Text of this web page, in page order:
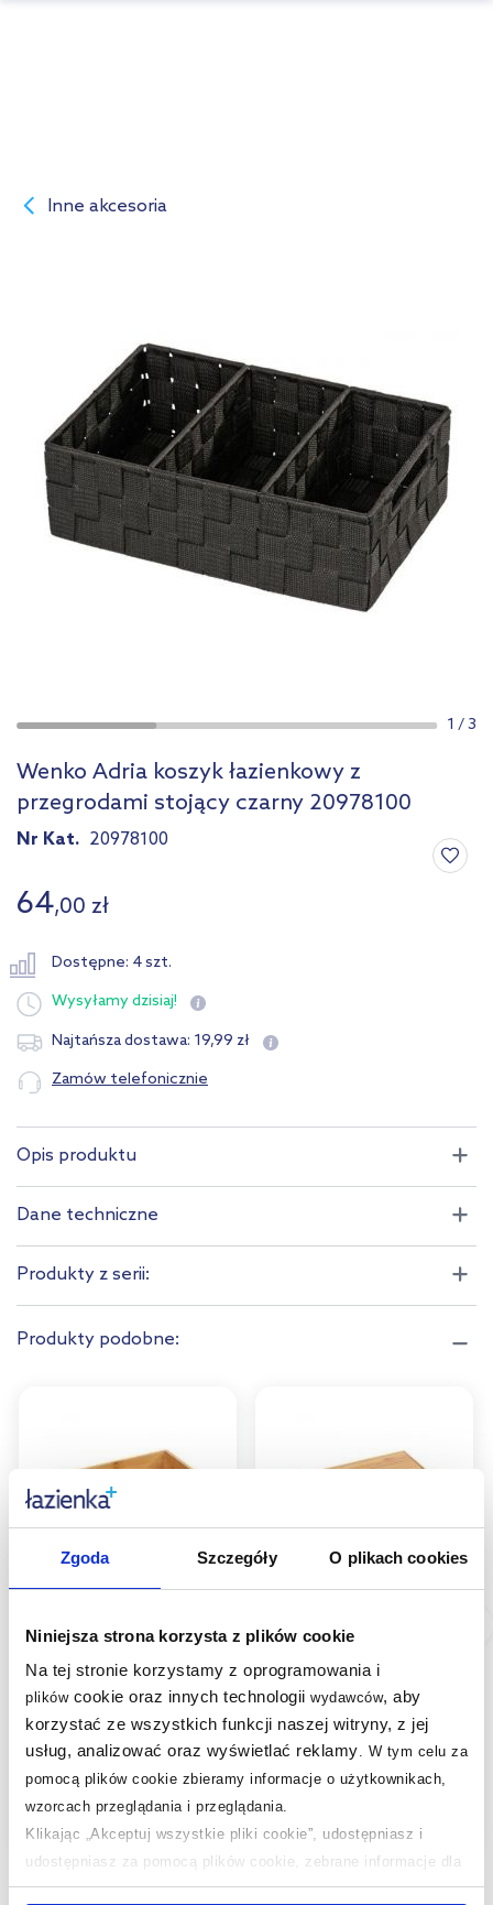
Zgoda Szczegóły O plikach cookies
Niniejsza strona korzysta z plików cookie
Na tej stronie korzystamy z oprogramowania i
plikówcookie oraz innych technologii wydawców, aby
korzystać ze wszystkich funkcji naszej witryny, z jej
usług, analizować oraz wyświetlać reklamy. W tym celu za
pomocą plików cookie zbieramy informacje o użytkownikach,
wzorcach przeglądania i przeglądania.
Klikając „Akceptuj wszystkie pliki cookie”, udostępniasz i
udostępniasz za pomocą plików cookie, zebrane informacje dla
użytkowników zewnętrznych, a także nasi partnerzy reklamowi.
Inne akcesoria
1 /3
Wenko Adria koszyk łazienkowy z
przegrodami stojący czarny 20978100
Nr Kat. 20978100
64,00 zł
Dostępne: 4 szt.
Wysyłamydzisiaj!
Najtańsza dostawa: 19,99 zł
Zamów telefonicznie
Opis produktu
Dane techniczne
Produkty z serii:
Produkty podobne:
23920100
(1)
łazienkowy z pokrywką
stojący brązowy
23924800
58,97zł
Cena kat.: